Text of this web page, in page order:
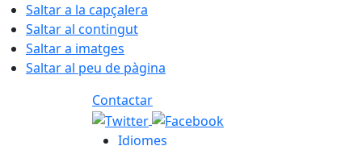
Saltar a la capçalera
Saltar al contingut
Saltar a imatges
Saltar al peu de pàgina
Contactar
Idiomes